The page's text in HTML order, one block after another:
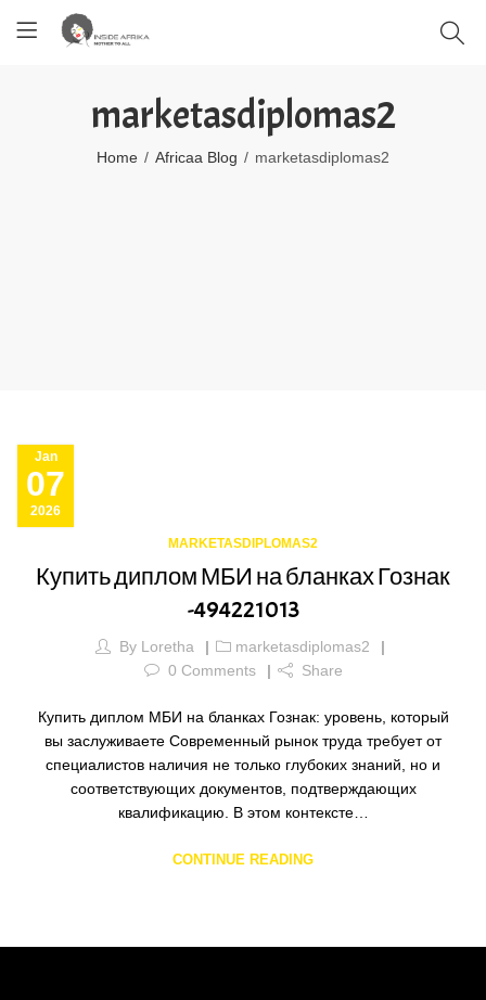
marketasdiplomas2
Home Africaa Blog marketasdiplomas2
07
Jan
2026
MARKETASDIPLOMAS2
Купить диплом МБИ на бланках Гознак
-494221013
By Loretha
marketasdiplomas2
0 Comments Share
Купить диплом МБИ на бланках Гознак: уровень, который
вы заслуживаете Современный рынок труда требует от
специалистов наличия не только глубоких знаний, но и
соответствующих документов, подтверждающих
квалификацию. В этом контексте…
CONTINUE READING